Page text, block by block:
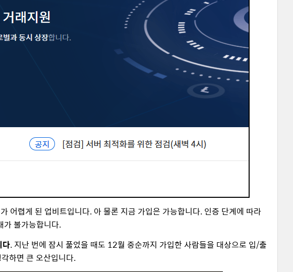
어렵게 된 업비트입니다. 아 물론 지금 가입은 가능합니다. 인증 단계에 따라
가 불가능합니다.
다. 지난 번에 잠시 풀었을 때도 12월 중순까지 가입한 사람들을 대상으로 입/출
하면 큰 오산입니다.